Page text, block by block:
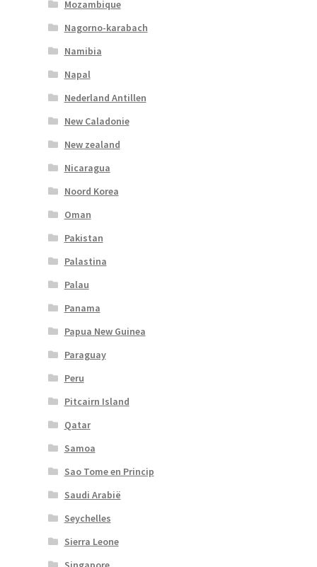
Mozambique
Nagorno-karabach
Namibia
Napal
Nederland Antillen
New Caladonie
New zealand
Nicaragua
Noord Korea
Oman
Pakistan
Palastina
Palau
Panama
Papua New Guinea
Paraguay
Peru
Pitcairn Island
Qatar
Samoa
Sao Tome en Princip
Saudi Arabië
Seychelles
Sierra Leone